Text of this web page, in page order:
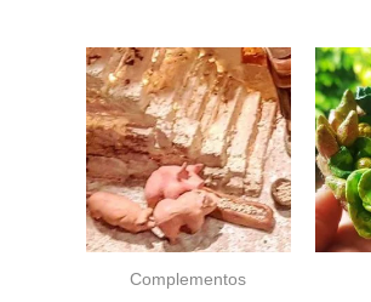
Complementos